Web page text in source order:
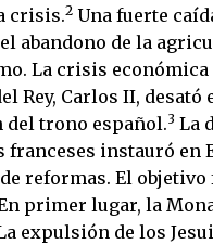
crisis.2 Una fuerte
abandono de la
La crisis económica
Rey, Carlos II,
del trono español.3 La
franceses instauró en
reformas. El
primer lugar, la
expulsión de los